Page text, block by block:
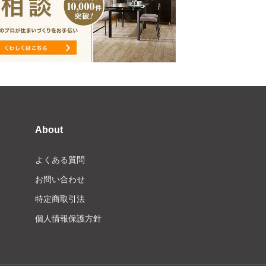
About
よくある質問
お問い合わせ
特定商取引法
個人情報保護方針